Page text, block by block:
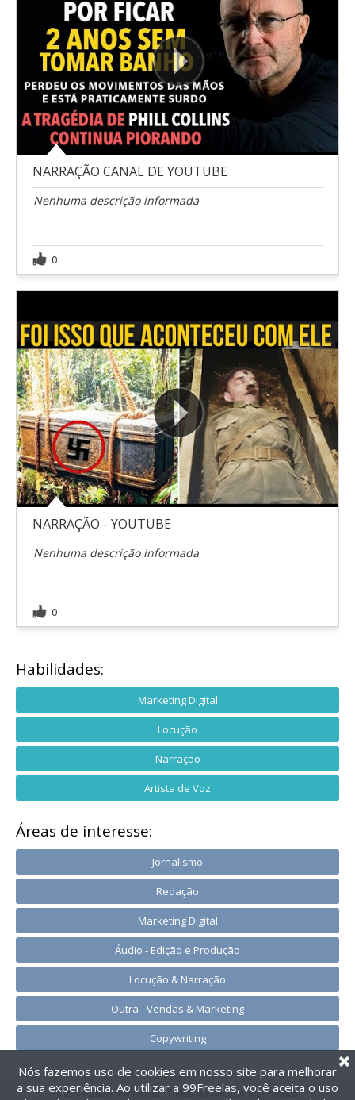
NARRAÇÃO CANAL DE YOUTUBE
Nenhuma descrição informada
0
NARRAÇÃO - YOUTUBE
Nenhuma descrição informada
0
Habilidades:
Marketing Digital
Locução
Narração
Artista de Voz
Áreas de interesse:
Jornalismo
Redação
Marketing Digital
Áudio - Edição e Produção
Locução & Narração
Outra - Vendas & Marketing
Copywriting
@2014-2026 99Freelas. Todos os direitos reservados.
Nós fazemos uso de cookies em nosso site para melhorar
a sua experiência. Ao utilizar a 99Freelas, você aceita o uso